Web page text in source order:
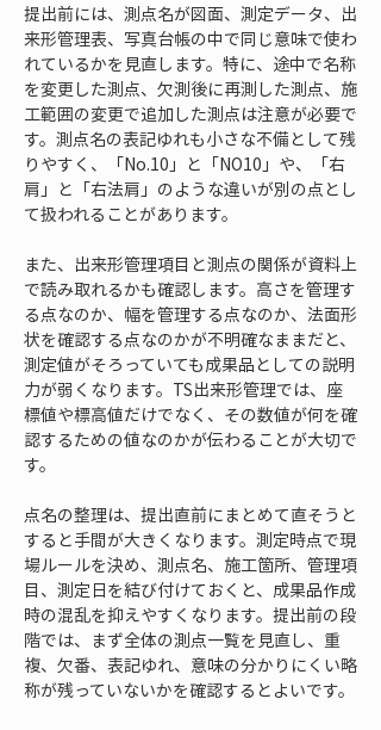
提出前には、測点名が図面、測定データ、出
来形管理表、写真台帳の中で同じ意味で使わ
れているかを見直します。特に、途中で名称
を変更した測点、欠測後に再測した測点、施
工範囲の変更で追加した測点は注意が必要で
す。測点名の表記ゆれも小さな不備として残
りやすく、「No.10」と「NO10」や、「右
肩」と「右法肩」のような違いが別の点とし
て扱われることがあります。
また、出来形管理項目と測点の関係が資料上
で読み取れるかも確認します。高さを管理す
る点なのか、幅を管理する点なのか、法面形
状を確認する点なのかが不明確なままだと、
測定値がそろっていても成果品としての説明
力が弱くなります。TS出来形管理では、座
標値や標高値だけでなく、その数値が何を確
認するための値なのかが伝わることが大切で
す。
点名の整理は、提出直前にまとめて直そうと
すると手間が大きくなります。測定時点で現
場ルールを決め、測点名、施工箇所、管理項
目、測定日を結び付けておくと、成果品作成
時の混乱を抑えやすくなります。提出前の段
階では、まず全体の測点一覧を見直し、重
複、欠番、表記ゆれ、意味の分かりにくい略
称が残っていないかを確認するとよいです。